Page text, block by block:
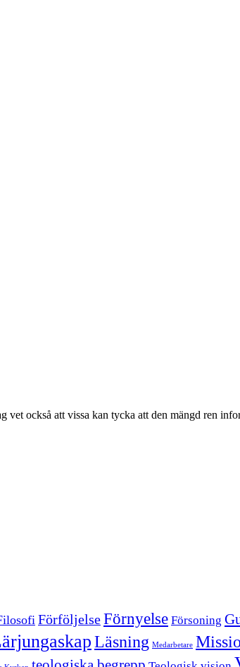
också att vissa kan tycka att den mängd ren
FörföljelseFörnyelse Försoning
Läsning Medarbetare